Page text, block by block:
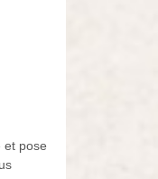
et pose